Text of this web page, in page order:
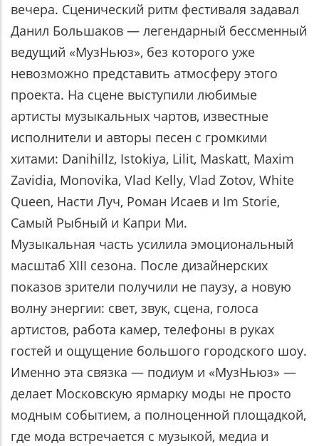
вечера. Сценический ритм фестиваля задавал
Данил Большаков — легендарный бессменный
ведущий «МузНьюз», без которого уже
невозможно представить атмосферу этого
проекта. На сцене выступили любимые
артисты музыкальных чартов, известные
исполнители и авторы песен с громкими
хитами: Danihillz, Istokiya, Lilit, Maskatt, Maxim
Zavidia, Monovika, Vlad Kelly, Vlad Zotov, White
Queen, Насти Луч, Роман Исаев и Im Storie,
Самый Рыбный и Капри Ми.
Музыкальная часть усилила эмоциональный
масштаб XIII сезона. После дизайнерских
показов зрители получили не паузу, а новую
волну энергии: свет, звук, сцена, голоса
артистов, работа камер, телефоны в руках
гостей и ощущение большого городского шоу.
Именно эта связка — подиум и «МузНьюз» —
делает Московскую ярмарку моды не просто
модным событием, а полноценной площадкой,
где мода встречается с музыкой, медиа и